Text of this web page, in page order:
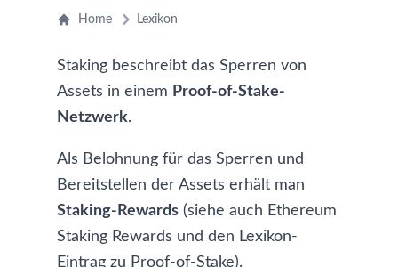
Home Lexikon
Staking beschreibt das Sperren von
Assets in einem Proof-of-Stake-
Netzwerk.
Als Belohnung für das Sperren und
Bereitstellen der Assets erhält man
Staking-Rewards (siehe auch Ethereum
Staking Rewards und den Lexikon-
Eintrag zu Proof-of-Stake).